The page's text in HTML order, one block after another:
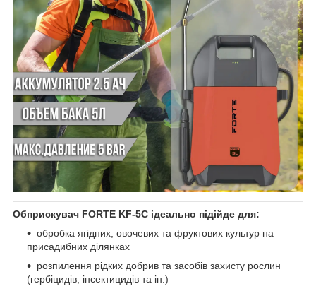
Обприскувач FORTE KF-5C ідеально підійде для:
обробка ягідних, овочевих та фруктових культур на
присадибних ділянках
розпилення рідких добрив та засобів захисту рослин
(гербіцидів, інсектицидів та ін.)